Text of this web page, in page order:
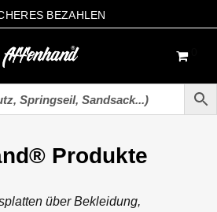
BEZAHLEN
Produkte
über Bekleidung,